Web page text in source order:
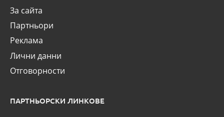
За сайта
Партньори
Реклама
Лични данни
Отговорности
ПАРТНЬОРСКИ ЛИНКОВЕ